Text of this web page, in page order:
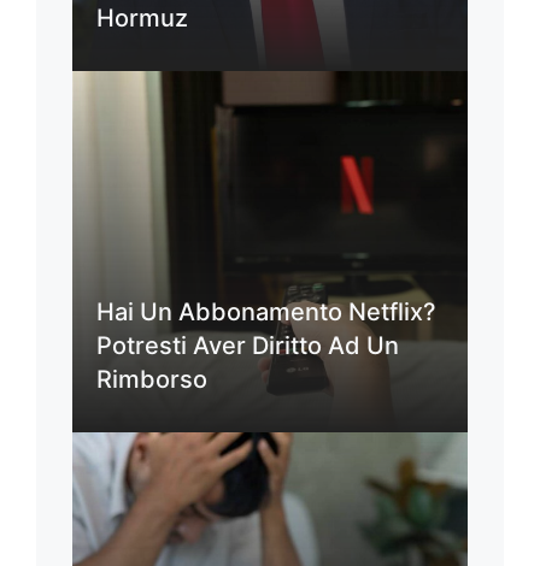
Hormuz
Hai Un Abbonamento Netflix?
Potresti Aver Diritto Ad Un
Rimborso